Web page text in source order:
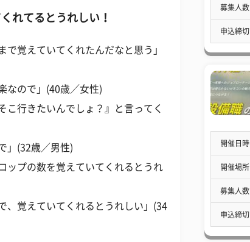
れてるとうれしい！
で覚えていてくれたんだなと思う」
なので」(40歳／女性)
こ行きたいんでしょ？』と言ってく
」(32歳／男性)
ップの数を覚えていてくれるとうれ
、覚えていてくれるとうれしい」(34
募集人数
申込締切
開催日時
開催場所
募集人数
申込締切